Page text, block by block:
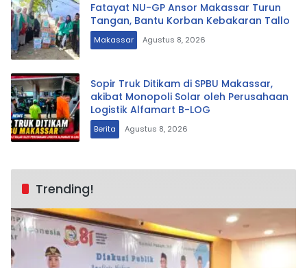
Fatayat NU-GP Ansor Makassar Turun
Tangan, Bantu Korban Kebakaran Tallo
Makassar Agustus 8, 2026
Sopir Truk Ditikam di SPBU Makassar,
akibat Monopoli Solar oleh Perusahaan
Logistik Alfamart B-LOG
Berita Agustus 8, 2026
Trending!